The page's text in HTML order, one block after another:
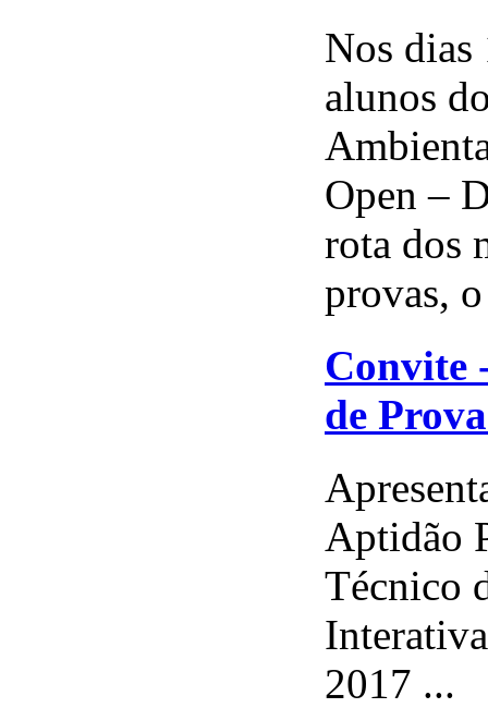
Nos dias
alunos
Open –
rota dos
provas,
Convite
de
Aptidão
Técnico
2017 ...